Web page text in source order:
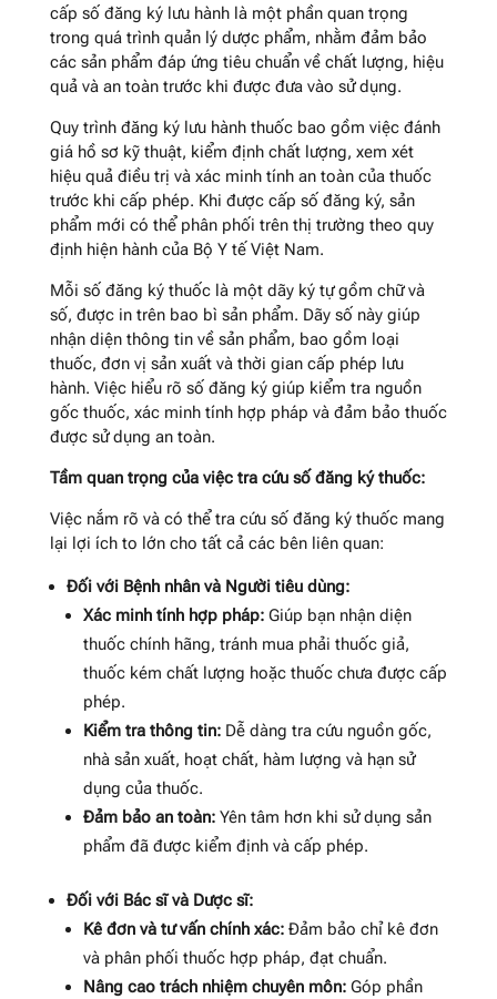
cấp số đăng ký lưu hành là một phần quan trọng
trong quá trình quản lý dược phẩm, nhằm đảm bảo
các sản phẩm đáp ứng tiêu chuẩn về chất lượng, hiệu
quả và an toàn trước khi được đưa vào sử dụng.
Quy trình đăng ký lưu hành thuốc bao gồm việc đánh
giá hồ sơ kỹ thuật, kiểm định chất lượng, xem xét
hiệu quả điều trị và xác minh tính an toàn của thuốc
trước khi cấp phép. Khi được cấp số đăng ký, sản
phẩm mới có thể phân phối trên thị trường theo quy
định hiện hành của Bộ Y tế Việt Nam.
Mỗi số đăng ký thuốc là một dãy ký tự gồm chữ và
số, được in trên bao bì sản phẩm. Dãy số này giúp
nhận diện thông tin về sản phẩm, bao gồm loại
thuốc, đơn vị sản xuất và thời gian cấp phép lưu
hành. Việc hiểu rõ số đăng ký giúp kiểm tra nguồn
gốc thuốc, xác minh tính hợp pháp và đảm bảo thuốc
được sử dụng an toàn.
Tầm quan trọng của việc tra cứu số đăng ký thuốc:
Việc nắm rõ và có thể tra cứu số đăng ký thuốc mang
lại lợi ích to lớn cho tất cả các bên liên quan:
Đối với Bệnh nhân và Người tiêu dùng:
Xác minh tính hợp pháp:Giúp bạn nhận diện
thuốc chính hãng, tránh mua phải thuốc giả,
thuốc kém chất lượng hoặc thuốc chưa được cấp
phép.
Kiểm tra thông tin:Dễ dàng tra cứu nguồn gốc,
nhà sản xuất, hoạt chất, hàm lượng và hạn sử
dụng của thuốc.
Đảm bảo an toàn:Yên tâm hơn khi sử dụng sản
phẩm đã được kiểm định và cấp phép.
Đối với Bác sĩ và Dược sĩ:
Kê đơn và tư vấn chính xác:Đảm bảo chỉ kê đơn
và phân phối thuốc hợp pháp, đạt chuẩn.
Nâng cao trách nhiệm chuyên môn:Góp phần